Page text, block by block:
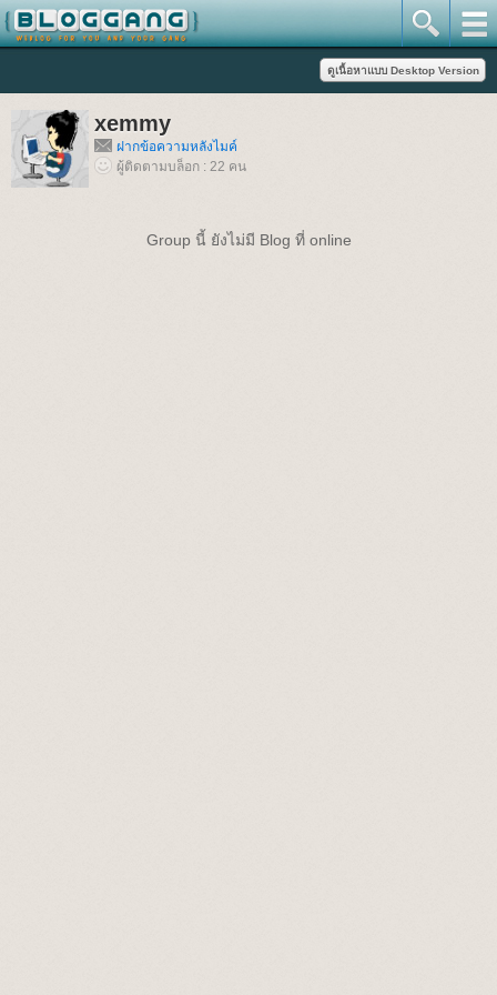
xemmy
ฝากข้อความหลังไมค์
ผู้ติดตามบล็อก : 22 คน
Group นี้ ยังไม่มี Blog ที่ online